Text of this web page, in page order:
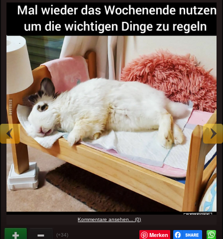
Kommentare ansehen... (0)
(+34) Merken